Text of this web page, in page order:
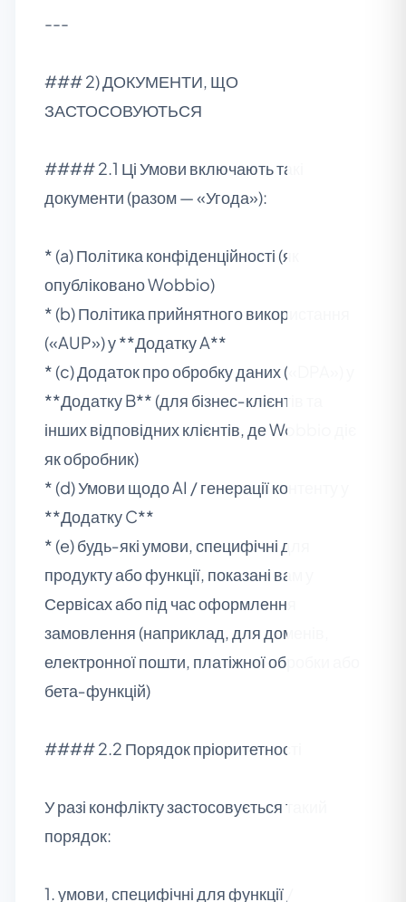
---
### 2) ДОКУМЕНТИ, ЩО
ЗАСТОСОВУЮТЬСЯ
#### 2.1 Ці Умови включають такі
документи (разом — «Угода»):
* (a) Політика конфіденційності (як
опубліковано Wobbio)
* (b) Політика прийнятного використання
(«AUP») у **Додатку A**
* (c) Додаток про обробку даних («DPA») у
**Додатку B** (для бізнес‑клієнтів та
інших відповідних клієнтів, де Wobbio діє
як обробник)
* (d) Умови щодо AI / генерації контенту у
**Додатку C**
* (e) будь‑які умови, специфічні для
продукту або функції, показані вам у
Сервісах або під час оформлення
замовлення (наприклад, для доменів,
електронної пошти, платіжної обробки або
бета‑функцій)
#### 2.2 Порядок пріоритетності
У разі конфлікту застосовується такий
порядок:
1. умови, специфічні для функції /